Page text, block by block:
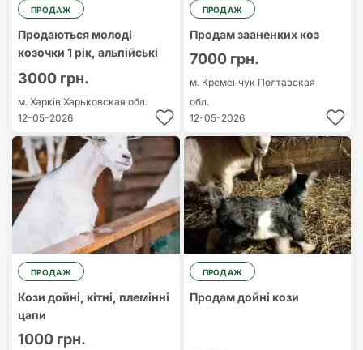
ПРОДАЖ
Продаються молоді
козочки 1 рік, альпійські
3000 грн.
м. Харків Харьковская обл.
12-05-2026
ПРОДАЖ
Продам зааненких коз
7000 грн.
м. Кременчук Полтавская
обл.
12-05-2026
ПРОДАЖ
Кози дойні, кітні, племінні
цапи
1000 грн.
ПРОДАЖ
Продам дойні кози